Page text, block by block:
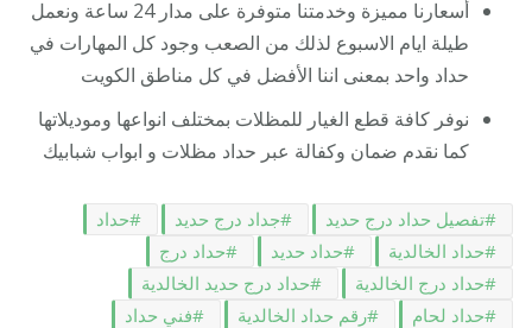
أسعارنا مميزة وخدمتنا متوفرة على مدار 24 ساعة ونعمل
طيلة ايام الاسبوع لذلك من الصعب وجود كل المهارات في
حداد واحد بمعنى اننا الأفضل في كل مناطق الكويت
نوفر كافة قطع الغيار للمظلات بمختلف انواعها وموديلاتها
كما نقدم ضمان وكفالة عبر حداد مظلات و ابواب شبابيك
تفصيل حداد درج حديد جداد درج حديد
حداد
حداد الخالدية
حداد حديد
حداد درج
حداد درج الخالدية
حداد درج حديد الخالدية
حداد لحام
رقم حداد الخالدية
فني حداد